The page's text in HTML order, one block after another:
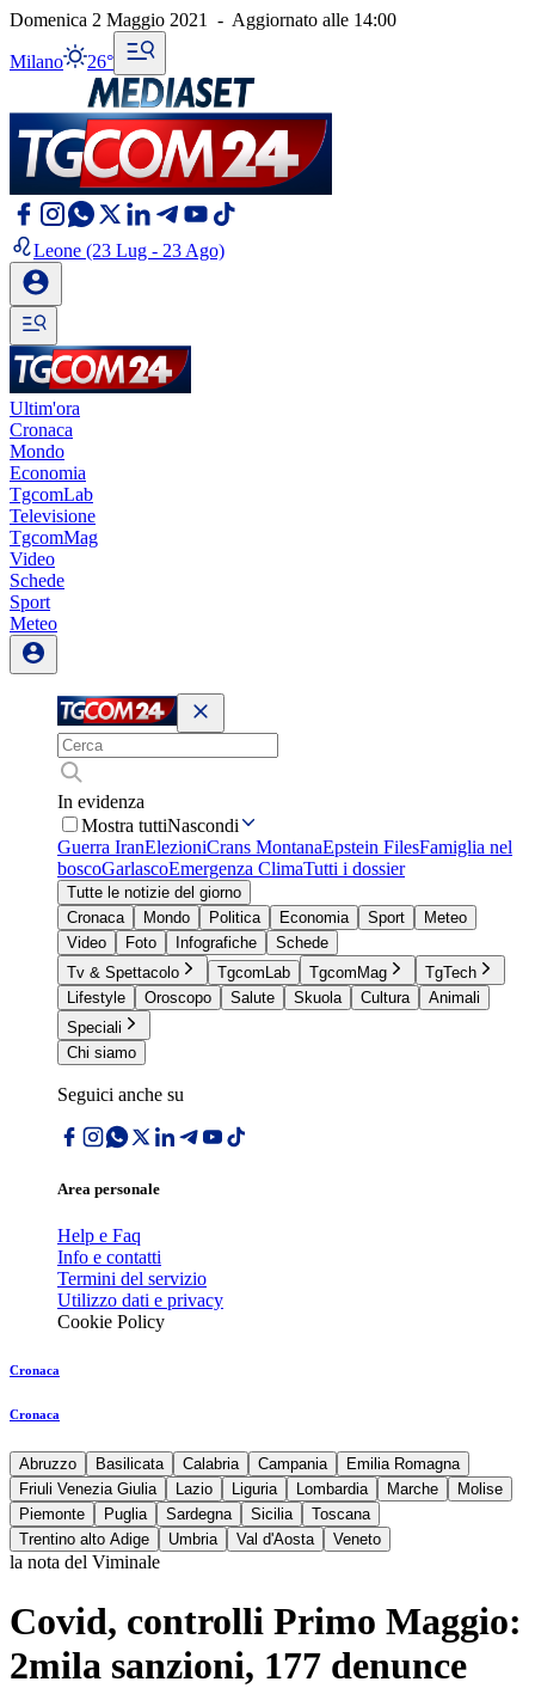
Domenica 2 Maggio 2021 - Aggiornato alle 14:00
Milano 26°
Leone (23 Lug - 23 Ago)
Ultim'ora
Cronaca
Mondo
Economia
TgcomLab
Televisione
TgcomMag
Video
Schede
Sport
Meteo
In evidenza
Mostra tuttiNascondi
Guerra IranElezioniCrans MontanaEpstein FilesFamiglia nel
boscoGarlascoEmergenza ClimaTutti i dossier
Tutte le notizie del giorno
Cronaca
Mondo Politica Economia Sport
Meteo
Video
Foto Infografiche
Schede
Tv & Spettacolo
TgcomLab TgcomMag
TgTech
Lifestyle
Oroscopo Salute Skuola Cultura
Animali
Speciali
Chi siamo
Seguici anche su
Area personale
Help e Faq
Info e contatti
Termini del servizio
Utilizzo dati e privacy
Cookie Policy
Cronaca
Cronaca
Abruzzo Basilicata Calabria Campania
Emilia Romagna
Friuli Venezia Giulia
Lazio Liguria Lombardia Marche
Molise
Piemonte
Puglia Sardegna Sicilia
Toscana
Trentino alto Adige
Umbria Val d'Aosta Veneto
la nota del Viminale
Covid, controlli Primo Maggio:
2mila sanzioni, 177 denunce